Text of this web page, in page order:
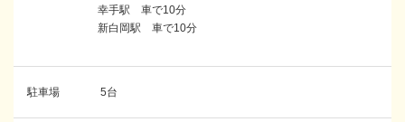
幸手駅 車で10分
新白岡駅 車で10分
駐車場 5台